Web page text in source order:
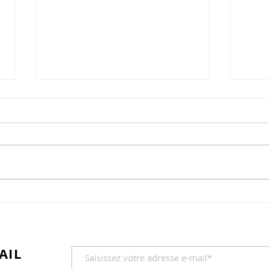
Une pâte feuilletée pur beurre.
1/2 c à c de...